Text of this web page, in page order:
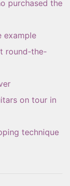
purchased the
example
round-the-
on tour in
technique